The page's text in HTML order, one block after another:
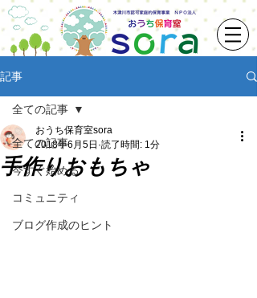
記事
全ての記事
今すぐ始める
コミュニティ
ブログ作成のヒント
全ての記事
手作りおもちゃ
おうち保育室sora
2018年6月5日 読了時間: 1分